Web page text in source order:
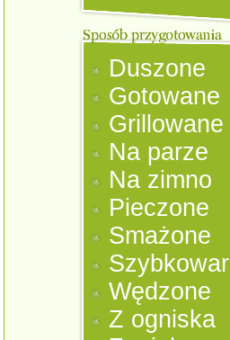
Duszone
Gotowane
Grillowane
Na parze
Na zimno
Pieczone
Smażone
Szybkowar
Wędzone
Z ogniska